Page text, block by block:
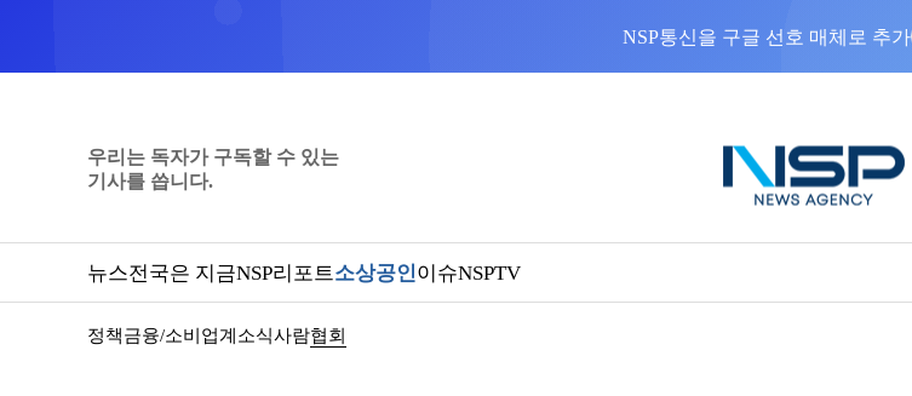
NSP통신을 구글 선호 매체로 추가
우리는 독자가 구독할 수 있는
기사를 씁니다.
뉴스전국은 지금NSP리포트소상공인이슈NSPTV
정책금융/소비 업계소식사람협회